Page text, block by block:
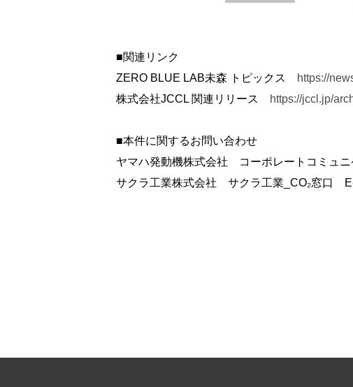
■関連リンク
ZERO BLUE LAB未森 トピックス
https://
株式会社JCCL 関連リリース
https://jccl.jp/
■本件に関するお問い合わせ
ヤマハ発動機株式会社 コーポレートコミュ
サクラ工業株式会社 サクラ工業_CO₂窓口